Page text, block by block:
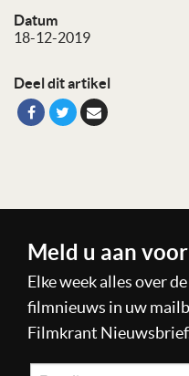
Datum
18-12-2019
Deel dit artikel
Meld u aan
Elke week alles over
filmnieuws in uw
Filmkrant